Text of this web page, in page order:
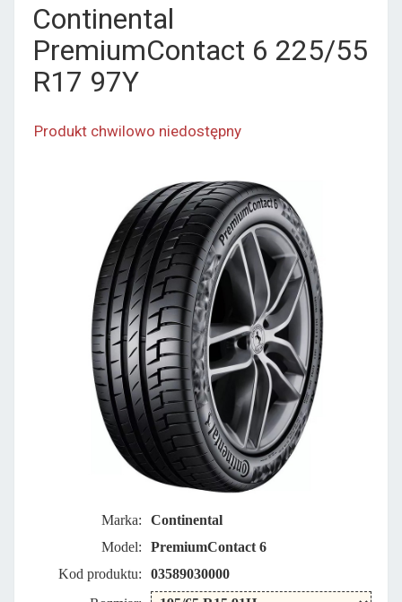
Continental
PremiumContact 6 225/55
R17 97Y
Produkt chwilowo niedostępny
Marka:
Continental
Model:
PremiumContact 6
Kod produktu:
03589030000